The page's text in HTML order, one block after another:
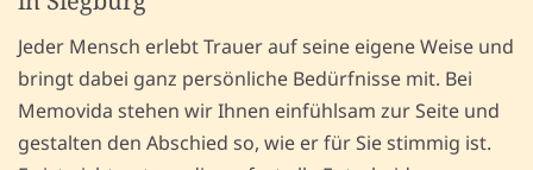
Jeder Mensch erlebt Trauer auf seine eigene Weise und
bringt dabei ganz persönliche Bedürfnisse mit. Bei
Memovida stehen wir Ihnen einfühlsam zur Seite und
gestalten den Abschied so, wie er für Sie stimmig ist.